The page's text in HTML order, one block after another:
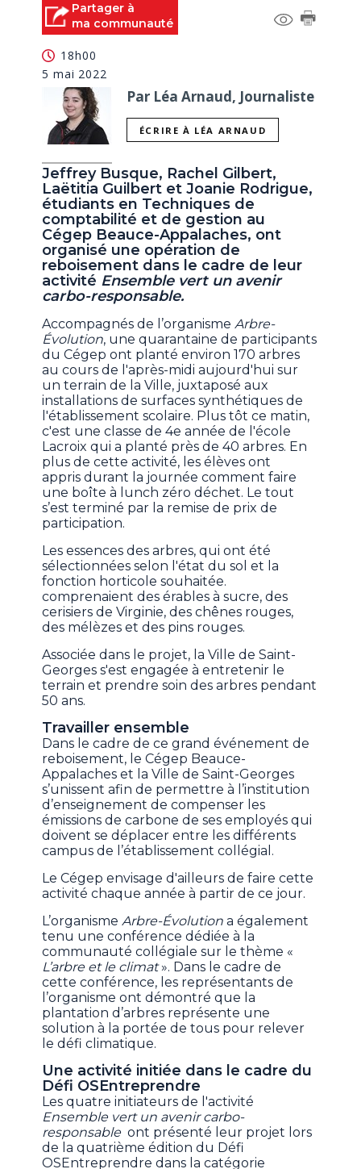
Partager à
ma communauté
18h00
5 mai 2022
Par Léa Arnaud, Journaliste
ÉCRIRE À LÉA ARNAUD
Jeffrey Busque, Rachel Gilbert,
Laëtitia Guilbert et Joanie Rodrigue,
étudiants en Techniques de
comptabilité et de gestion au
Cégep Beauce-Appalaches, ont
organisé une opération de
reboisement dans le cadre de leur
activité Ensemble vert un avenir
carbo-responsable.
Accompagnés de l’organisme Arbre-
Évolution, une quarantaine de participants
du Cégep ont planté environ 170 arbres
au cours de l'après-midi aujourd'hui sur
un terrain de la Ville, juxtaposé aux
installations de surfaces synthétiques de
l'établissement scolaire. Plus tôt ce matin,
c'est une classe de 4e année de l'école
Lacroix qui a planté près de 40 arbres. En
plus de cette activité, les élèves ont
appris durant la journée comment faire
une boîte à lunch zéro déchet. Le tout
s’est terminé par la remise de prix de
participation.
Les essences des arbres, qui ont été
sélectionnées selon l'état du sol et la
fonction horticole souhaitée.
comprenaient des érables à sucre, des
cerisiers de Virginie, des chênes rouges,
des mélèzes et des pins rouges.
Associée dans le projet, la Ville de Saint-
Georges s'est engagée à entretenir le
terrain et prendre soin des arbres pendant
50 ans.
Travailler ensemble
Dans le cadre de ce grand événement de
reboisement, le Cégep Beauce-
Appalaches et la Ville de Saint-Georges
s’unissent afin de permettre à l’institution
d’enseignement de compenser les
émissions de carbone de ses employés qui
doivent se déplacer entre les différents
campus de l’établissement collégial.
Le Cégep envisage d'ailleurs de faire cette
activité chaque année à partir de ce jour.
L’organisme Arbre-Évolution a également
tenu une conférence dédiée à la
communauté collégiale sur le thème «
L’arbre et le climat». Dans le cadre de
cette conférence, les représentants de
l’organisme ont démontré que la
plantation d’arbres représente une
solution à la portée de tous pour relever
le défi climatique.
Une activité initiée dans le cadre du
Défi OSEntreprendre
Les quatre initiateurs de l'activité
Ensemble vert un avenir carbo-
responsableont présenté leur projet lors
de la quatrième édition du Défi
OSEntreprendre dans la catégorie